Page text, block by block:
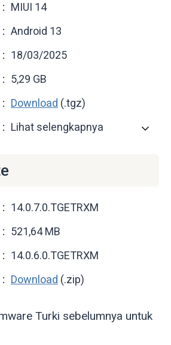
MIUI 14
Android 13
18/03/2025
5,29 GB
Download (.tgz)
Lihat selengkapnya
14.0.7.0.TGETRXM
521,64 MB
14.0.6.0.TGETRXM
Download (.zip)
Turki sebelumnya untuk